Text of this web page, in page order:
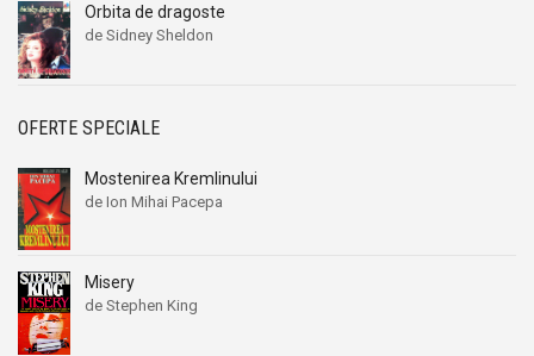
Orbita de dragoste
de Sidney Sheldon
OFERTE SPECIALE
Mostenirea Kremlinului
de Ion Mihai Pacepa
Misery
de Stephen King